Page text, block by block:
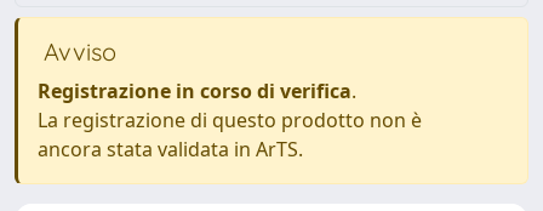
Avviso
Registrazione in corso di verifica.
La registrazione di questo prodotto non è
ancora stata validata in ArTS.